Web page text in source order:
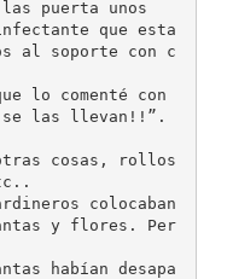
las puerta unos
que esta
al soporte con c
lo comenté con
se las llevan!!”.
cosas, rollos
colocaban
y flores. Per
habían desapa